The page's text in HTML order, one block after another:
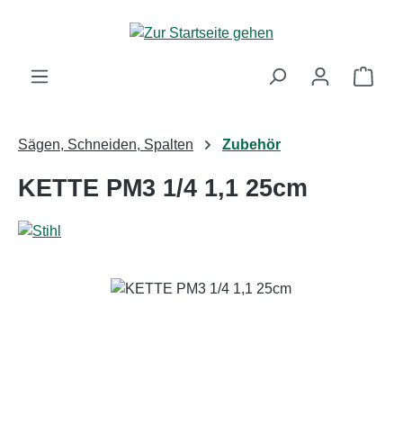
Zum Hauptinhalt springen
Sägen, Schneiden, Spalten Zubehör
KETTE PM3 1/4 1,1 25cm
Bildergalerie überspringen